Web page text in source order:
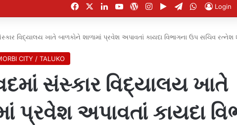
FacebookLinkedInYouTubeWordPress
Instagram
Google Play
Telegram
WhatsApp
Login
વિદ્યાલય ખાતે બાળકોને શાળામાં પ્રવેશ અપાવતાં કાયદા વિભાગના ઉપ સચિવ રત્નેશ
CITY / TALUKO
સંસ્કાર વિદ્યાલય ખાતે
પ્રવેશ અપાવતાં કાયદા